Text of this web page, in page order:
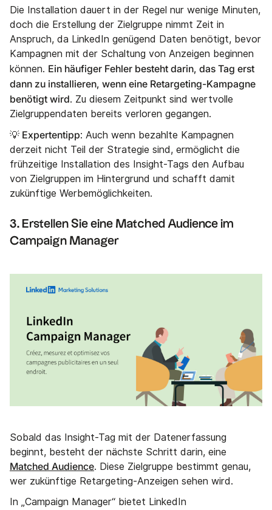
Die Installation dauert in der Regel nur wenige Minuten,
doch die Erstellung der Zielgruppe nimmt Zeit in
Anspruch, da LinkedIn genügend Daten benötigt, bevor
Kampagnen mit der Schaltung von Anzeigen beginnen
können. Ein häufiger Fehler besteht darin, das Tag erst
dann zu installieren, wenn eine Retargeting-Kampagne
benötigt wird. Zu diesem Zeitpunkt sind wertvolle
Zielgruppendaten bereits verloren gegangen.
💡 Expertentipp: Auch wenn bezahlte Kampagnen
derzeit nicht Teil der Strategie sind, ermöglicht die
frühzeitige Installation des Insight-Tags den Aufbau
von Zielgruppen im Hintergrund und schafft damit
zukünftige Werbemöglichkeiten.
3. Erstellen Sie eine Matched Audience im
Campaign Manager
Sobald das Insight-Tag mit der Datenerfassung
beginnt, besteht der nächste Schritt darin, eine
Matched Audience. Diese Zielgruppe bestimmt genau,
wer zukünftige Retargeting-Anzeigen sehen wird.
In „Campaign Manager“ bietet LinkedIn